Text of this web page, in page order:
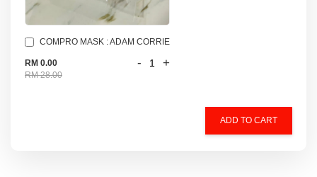
COMPRO MASK : ADAM CORRIE
RM 0.00
RM 28.00
- +
ADD TO CART